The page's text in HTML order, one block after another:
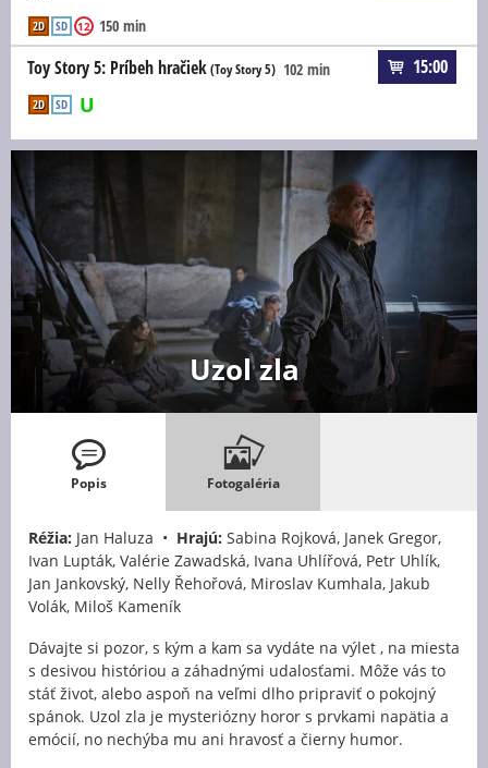
150 min
2D SD 12
Toy Story 5: Príbeh hračiek(Toy Story 5) 102 min
2D SD
15:00
Uzol zla
Popis Fotogaléria
Réžia: Jan Haluza • Hrajú: Sabina Rojková, Janek Gregor,
Ivan Lupták, Valérie Zawadská, Ivana Uhlířová, Petr Uhlík,
Jan Jankovský, Nelly Řehořová, Miroslav Kumhala, Jakub
Volák, Miloš Kameník
Dávajte si pozor, s kým a kam sa vydáte na výlet , na miesta
s desivou históriou a záhadnými udalosťami. Môže vás to
stáť život, alebo aspoň na veľmi dlho pripraviť o pokojný
spánok. Uzol zla je mysteriózny horor s prvkami napätia a
emócií, no nechýba mu ani hravosť a čierny humor.